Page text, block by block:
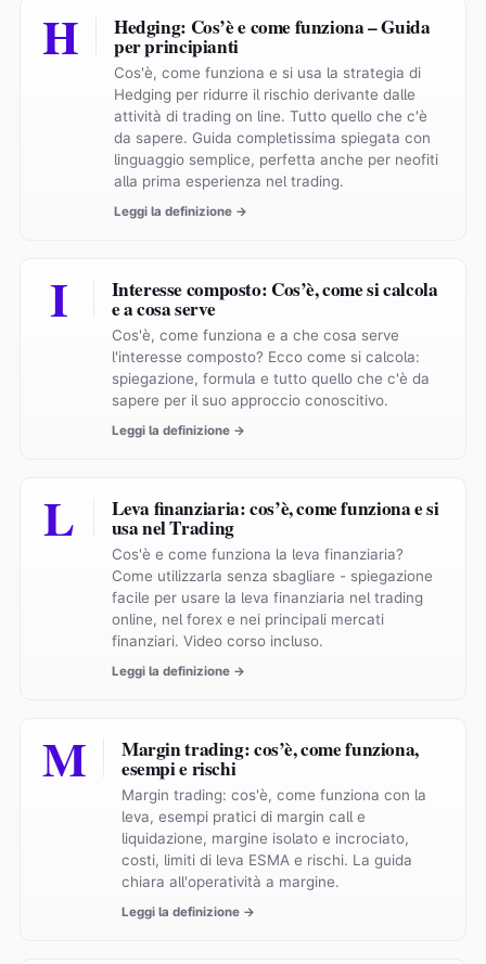
H Hedging: Cos’è e come funziona – Guida
per principianti
Cos'è, come funziona e si usa la strategia di
Hedging per ridurre il rischio derivante dalle
attività di trading on line. Tutto quello che c'è
da sapere. Guida completissima spiegata con
linguaggio semplice, perfetta anche per neofiti
alla prima esperienza nel trading.
Leggi la definizione →
I Interesse composto: Cos’è, come si calcola
e a cosa serve
Cos'è, come funziona e a che cosa serve
l'interesse composto? Ecco come si calcola:
spiegazione, formula e tutto quello che c'è da
sapere per il suo approccio conoscitivo.
Leggi la definizione →
L Leva finanziaria: cos’è, come funziona e si
usa nel Trading
Cos'è e come funziona la leva finanziaria?
Come utilizzarla senza sbagliare - spiegazione
facile per usare la leva finanziaria nel trading
online, nel forex e nei principali mercati
finanziari. Video corso incluso.
Leggi la definizione →
M Margin trading: cos’è, come funziona,
esempi e rischi
Margin trading: cos'è, come funziona con la
leva, esempi pratici di margin call e
liquidazione, margine isolato e incrociato,
costi, limiti di leva ESMA e rischi. La guida
chiara all'operatività a margine.
Leggi la definizione →